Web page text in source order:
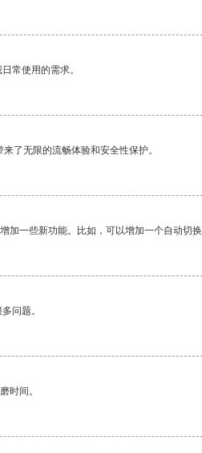
常使用的需求。
了无限的流畅体验和安全性保护。
加一些新功能。比如，可以增加一个自动切
问题。
时间。